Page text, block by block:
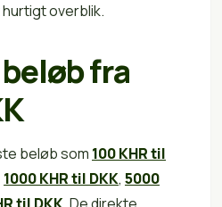
overblik.
fra
beløb som 100 KHR til
1000 KHR til DKK, 5000